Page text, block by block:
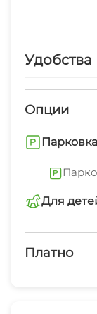
комнатная
отъезд до
Удобства
Опции
Парковка
Для
Платно